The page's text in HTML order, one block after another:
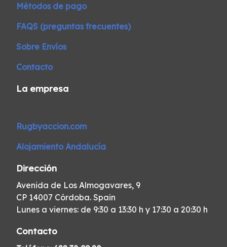
Métodos de pago
FAQS (preguntas frecuentes)
Sobre Envíos
Contacto
La empresa
Rugbyaccion.com
Alojamiento Andalucía
Dirección
Avenida de Los Almogavares, 9
CP 14007 Córdoba. Spain
Lunes a viernes: de 9:30 a 13:30 h y 17:30 a 20:30 h
Contacto